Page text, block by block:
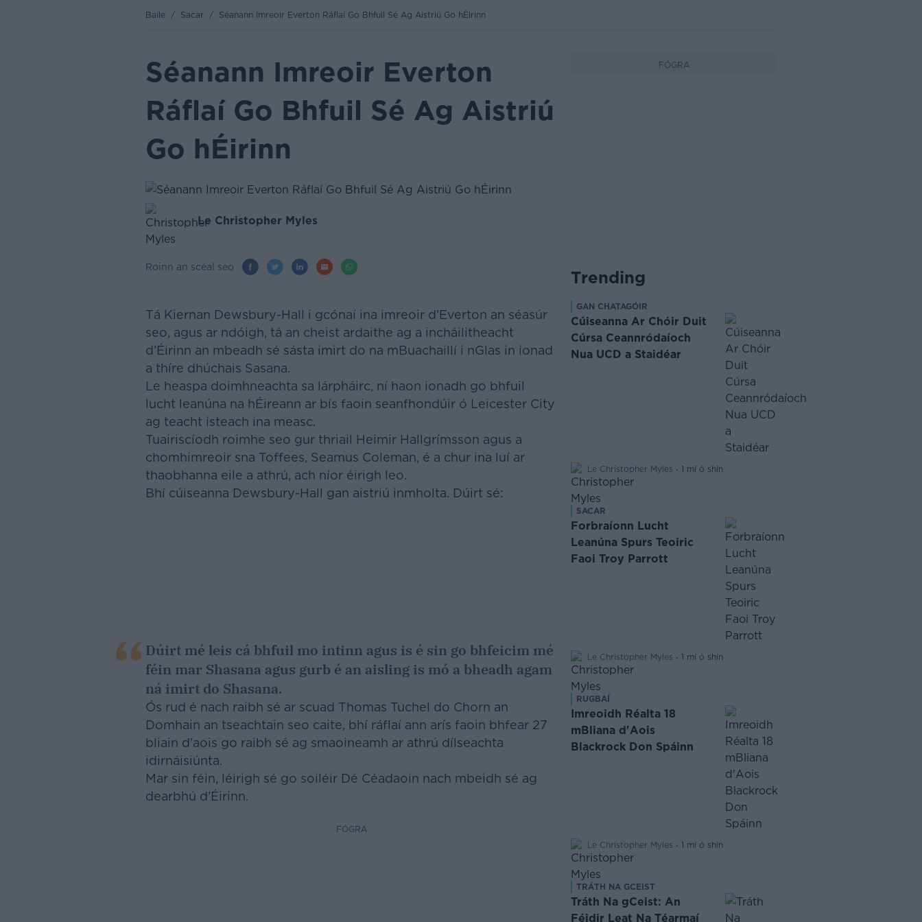
Baile / Sacar / Séanann Imreoir Everton Ráflaí Go Bhfuil Sé Ag Aistriú Go hÉirinn
Séanann Imreoir Everton
Ráflaí Go Bhfuil Sé Ag Aistriú
Go hÉirinn
Le Christopher Myles
Roinn an scéal seo
Tá Kiernan Dewsbury-Hall i gcónaí ina imreoir d’Everton an séasúr
seo, agus ar ndóigh, tá an cheist ardaithe ag a incháilitheacht
d’Éirinn an mbeadh sé sásta imirt do na mBuachaillí i nGlas in ionad
a thíre dhúchais Sasana.
Le heaspa doimhneachta sa lárpháirc, ní haon ionadh go bhfuil
lucht leanúna na hÉireann ar bís faoin seanfhondúir ó Leicester City
ag teacht isteach ina measc.
Tuairiscíodh roimhe seo gur thriail Heimir Hallgrímsson agus a
chomhimreoir sna Toffees, Seamus Coleman, é a chur ina luí ar
thaobhanna eile a athrú, ach níor éirigh leo.
Bhí cúiseanna Dewsbury-Hall gan aistriú inmholta. Dúirt sé:
Dúirt mé leis cá bhfuil mo intinn agus is é sin go bhfeicim mé
féin mar Shasana agus gurb é an aisling is mó a bheadh agam
ná imirt do Shasana.
Ós rud é nach raibh sé ar scuad Thomas Tuchel do Chorn an
Domhain an tseachtain seo caite, bhí ráflaí ann arís faoin bhfear 27
bliain d'aois go raibh sé ag smaoineamh ar athrú dílseachta
idirnáisiúnta.
Mar sin féin, léirigh sé go soiléir Dé Céadaoin nach mbeidh sé ag
dearbhú d’Éirinn.
FÓGRA
FÓGRA
Trending
GAN CHATAGÓIR
Cúiseanna Ar Chóir Duit
Cúrsa Ceannródaíoch
Nua UCD a Staidéar
Le Christopher Myles · 1 mí ó shin
SACAR
Forbraíonn Lucht
Leanúna Spurs Teoiric
Faoi Troy Parrott
Le Christopher Myles · 1 mí ó shin
RUGBAÍ
Imreoidh Réalta 18
mBliana d'Aois
Blackrock Don Spáinn
Le Christopher Myles · 1 mí ó shin
TRÁTH NA GCEIST
Tráth Na gCeist: An
Féidir Leat Na Téarmaí